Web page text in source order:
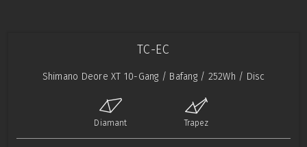
TC-EC
Shimano Deore XT 10-Gang / Bafang / 252Wh / Disc
Diamant Trapez